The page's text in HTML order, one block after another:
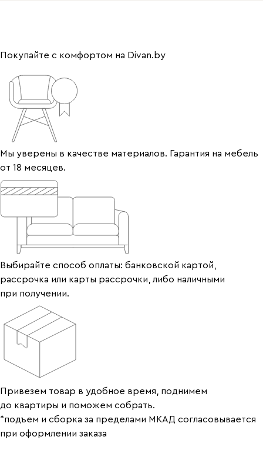
Покупайте с комфортом на Divan.by
Мы уверены в качестве материалов. Гарантия на мебель
от 18 месяцев.
Выбирайте способ оплаты: банковской картой,
рассрочка или карты рассрочки, либо наличными
при получении.
Привезем товар в удобное время, поднимем
до квартиры и поможем собрать.
*подъем и сборка за пределами МКАД согласовывается
при оформлении заказа